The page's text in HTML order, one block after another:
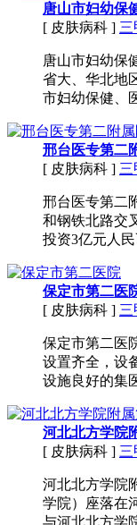
唐山市妇幼保
[ 皮肤病科 ] 三
唐山市妇幼保
省大、华北地
市妇幼保健、
邢台医专第二
[ 皮肤病科 ] 三
邢台医专第二
和钢铁北路交
投资3亿元人
保定市第二医
[ 皮肤病科 ] 三
保定市第二医
设置齐全，设
设施良好的集
河北北方学院
[ 皮肤病科 ] 三
河北北方学院
学院）座落在